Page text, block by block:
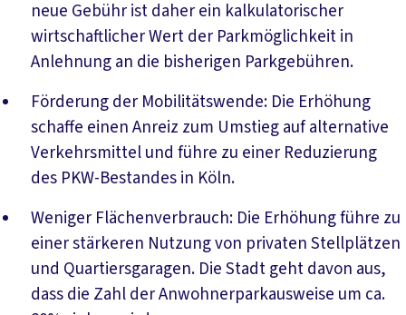
neue Gebühr ist daher ein kalkulatorischer
wirtschaftlicher Wert der Parkmöglichkeit in
Anlehnung an die bisherigen Parkgebühren.
Förderung der Mobilitätswende: Die Erhöhung
schaffe einen Anreiz zum Umstieg auf alternative
Verkehrsmittel und führe zu einer Reduzierung
des PKW-Bestandes in Köln.
Weniger Flächenverbrauch: Die Erhöhung führe zu
einer stärkeren Nutzung von privaten Stellplätzen
und Quartiersgaragen. Die Stadt geht davon aus,
dass die Zahl der Anwohnerparkausweise um ca.